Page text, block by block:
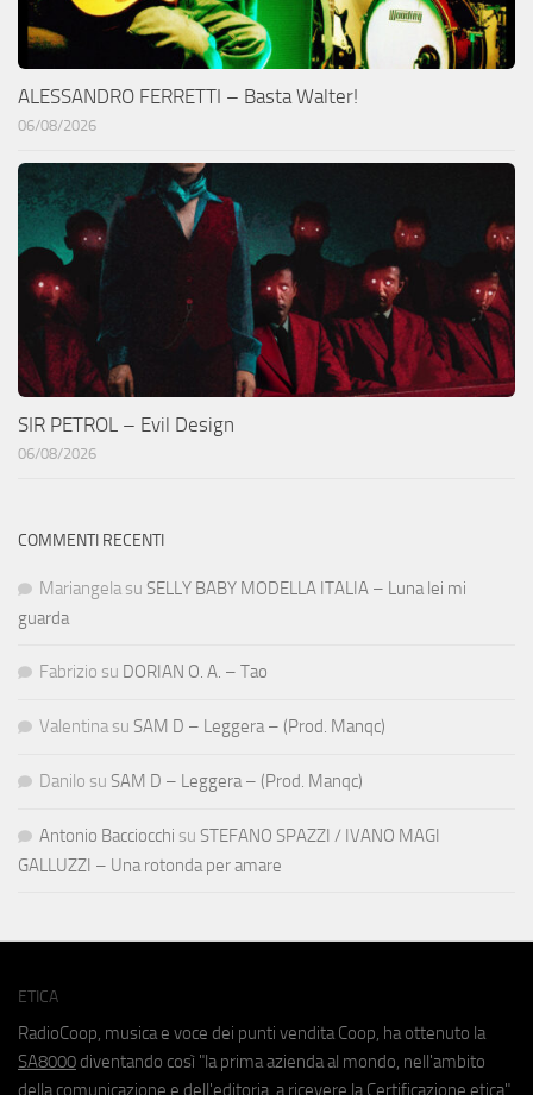
ALESSANDRO FERRETTI – Basta Walter!
06/08/2026
SIR PETROL – Evil Design
06/08/2026
COMMENTI RECENTI
Mariangela su SELLY BABY MODELLA ITALIA – Luna lei mi
guarda
Fabrizio su DORIAN O. A. – Tao
Valentina su SAM D – Leggera – (Prod. Manqc)
Danilo su SAM D – Leggera – (Prod. Manqc)
Antonio Bacciocchi su STEFANO SPAZZI / IVANO MAGI
GALLUZZI – Una rotonda per amare
ETICA
RadioCoop, musica e voce dei punti vendita Coop, ha ottenuto la
SA8000 diventando così "la prima azienda al mondo, nell'ambito
della comunicazione e dell'editoria, a ricevere la Certificazione etica".